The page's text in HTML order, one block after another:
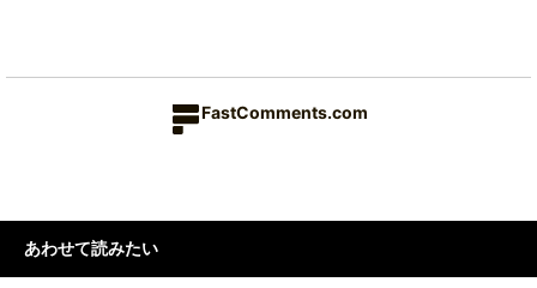
FastComments.com
あわせて読みたい